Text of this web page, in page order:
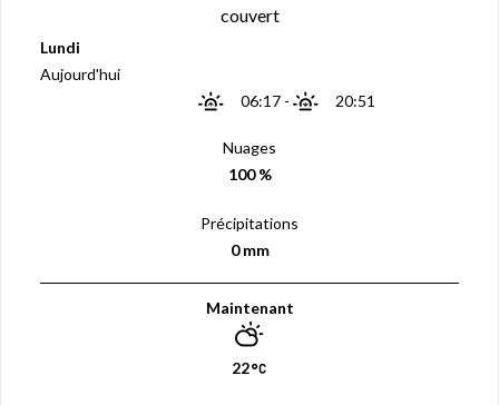
couvert
Lundi
Aujourd'hui
06:17- 20:51
Nuages
100 %
Précipitations
0 mm
Maintenant
22